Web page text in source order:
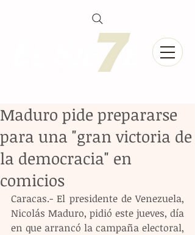
Maduro pide prepararse
para una "gran victoria de
la democracia" en
comicios
Caracas.- El presidente de Venezuela,
Nicolás Maduro, pidió este jueves, día
en que arrancó la campaña electoral,